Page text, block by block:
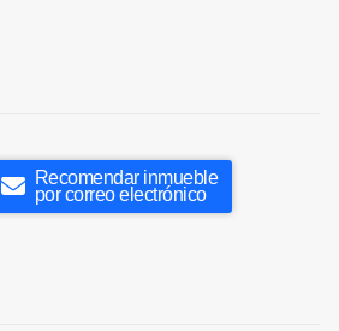
Recomendar inmueble
por correo electrónico